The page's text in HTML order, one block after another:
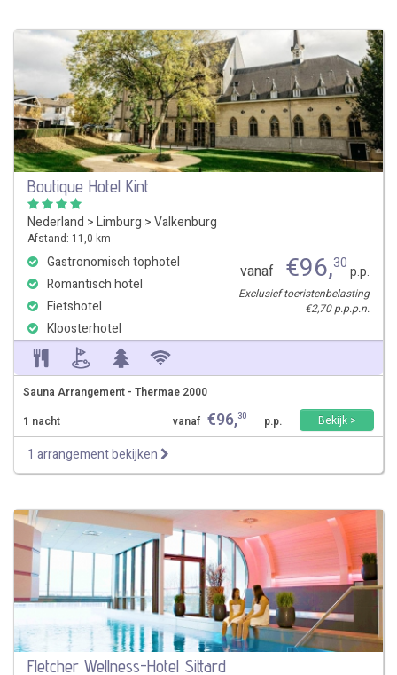
Boutique Hotel Kint
Nederland >Limburg >Valkenburg
Afstand: 11,0 km
Gastronomisch tophotel
Romantisch hotel
Fietshotel
Kloosterhotel
vanaf €96,30p.p.
Exclusief toeristenbelasting
€2,70 p.p.p.n.
Sauna Arrangement - Thermae 2000
1 nacht
vanaf €96,30 p.p. Bekijk >
1 arrangement bekijken
Fletcher Wellness-Hotel Sittard